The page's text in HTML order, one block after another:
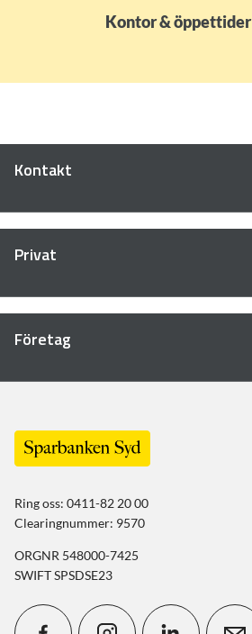
Kontor & öppettider
Kontakt
Privat
Företag
Ring oss: 0411-82 20 00
Clearingnummer: 9570
ORGNR 548000-7425
SWIFT SPSDSE23